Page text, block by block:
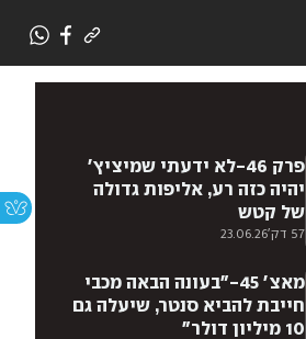
57 דק' 23.06.26
פרק 46-לא ידעתי שמיציץ'
יהיה כזה רע, אליפות גדולה
של קטש
מאצ׳ 45-"בעונה הבאה מכבי
חייבת להביא סנטר, שיעלה גם
10 מיליון דולר"